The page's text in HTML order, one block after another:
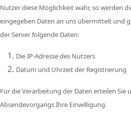
Nutzer diese Möglichkeit wahr, so werden
eingegeben Daten an uns übermittelt und
der Server folgende Daten:
Die IP-Adresse des Nutzers
Datum und Uhrzeit der Registrierung
Für die Verarbeitung der Daten erteilen Sie
Absendevorgangs Ihre Einwilligung.